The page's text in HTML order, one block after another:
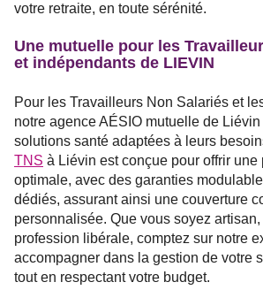
votre retraite, en toute sérénité.
Une mutuelle pour les
et indépendants de LIEVIN
Pour les Travailleurs Non Salariés et
notre agence AÉSIO mutuelle de
solutions santé adaptées à leurs
TNS à Liévin est conçue pour offrir une
optimale, avec des garanties
dédiés, assurant ainsi une couverture
personnalisée. Que vous soyez
profession libérale, comptez sur notre
accompagner dans la gestion de votre
tout en respectant votre budget.